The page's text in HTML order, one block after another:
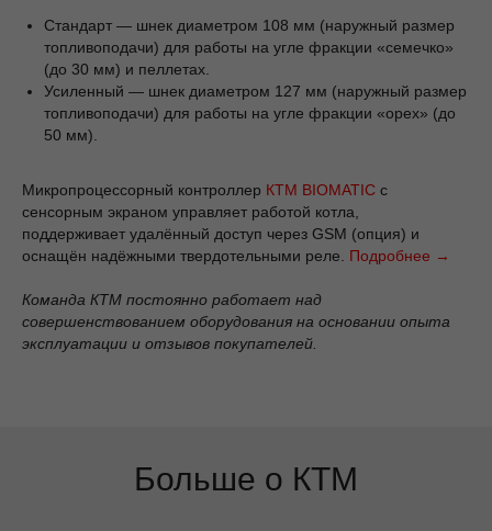
Стандарт — шнек диаметром 108 мм (наружный размер
топливоподачи) для работы на угле фракции «семечко»
(до 30 мм) и пеллетах.
Усиленный — шнек диаметром 127 мм (наружный размер
топливоподачи) для работы на угле фракции «орех» (до
50 мм).
Микропроцессорный контроллер КТМ BIOMATIC с
сенсорным экраном управляет работой котла,
поддерживает удалённый доступ через GSM (опция) и
оснащён надёжными твердотельными реле. Подробнее →
Команда КТМ постоянно работает над
совершенствованием оборудования на основании опыта
эксплуатации и отзывов покупателей.
Больше о КТМ